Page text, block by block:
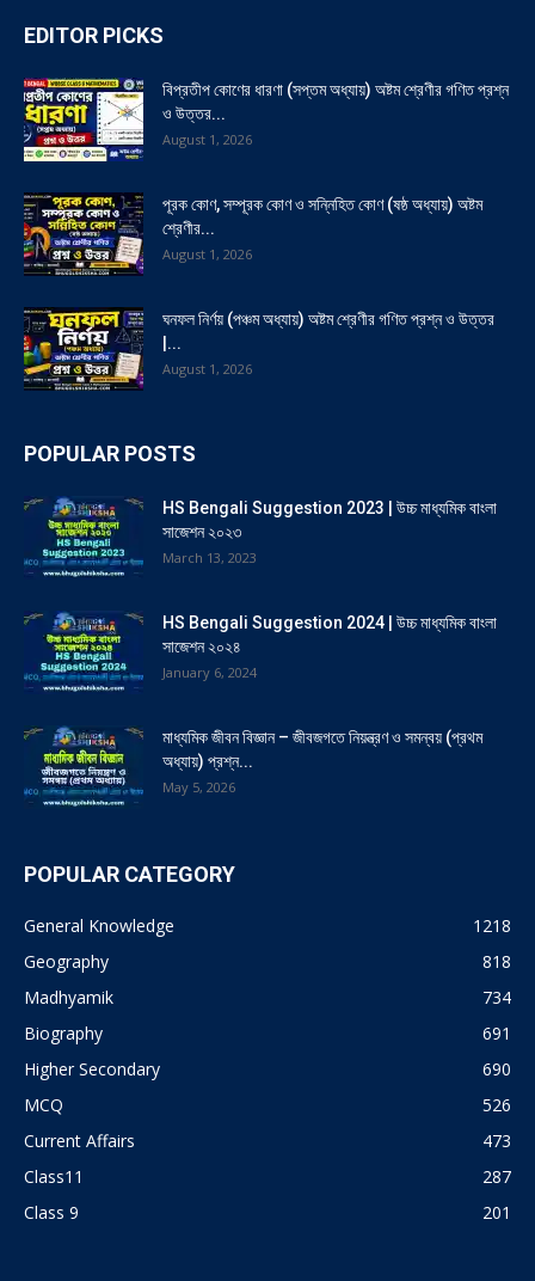
EDITOR PICKS
বিপ্রতীপ কোণের ধারণা (সপ্তম অধ্যায়) অষ্টম শ্রেণীর গণিত প্রশ্ন
ও উত্তর...
August 1, 2026
পূরক কোণ, সম্পূরক কোণ ও সন্নিহিত কোণ (ষষ্ঠ অধ্যায়) অষ্টম
শ্রেণীর...
August 1, 2026
ঘনফল নির্ণয় (পঞ্চম অধ্যায়) অষ্টম শ্রেণীর গণিত প্রশ্ন ও উত্তর
|...
August 1, 2026
POPULAR POSTS
HS Bengali Suggestion 2023 | উচ্চ মাধ্যমিক বাংলা
সাজেশন ২০২৩
March 13, 2023
HS Bengali Suggestion 2024 | উচ্চ মাধ্যমিক বাংলা
সাজেশন ২০২৪
January 6, 2024
মাধ্যমিক জীবন বিজ্ঞান – জীবজগতে নিয়ন্ত্রণ ও সমন্বয় (প্রথম
অধ্যায়) প্রশ্ন...
May 5, 2026
POPULAR CATEGORY
General Knowledge
1218
Geography
818
Madhyamik
734
Biography
691
Higher Secondary
690
MCQ
526
Current Affairs
473
Class11
287
Class 9
201